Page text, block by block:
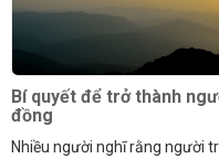
Bí quyết để trở thành
đồng
Nhiều người nghĩ rằng người